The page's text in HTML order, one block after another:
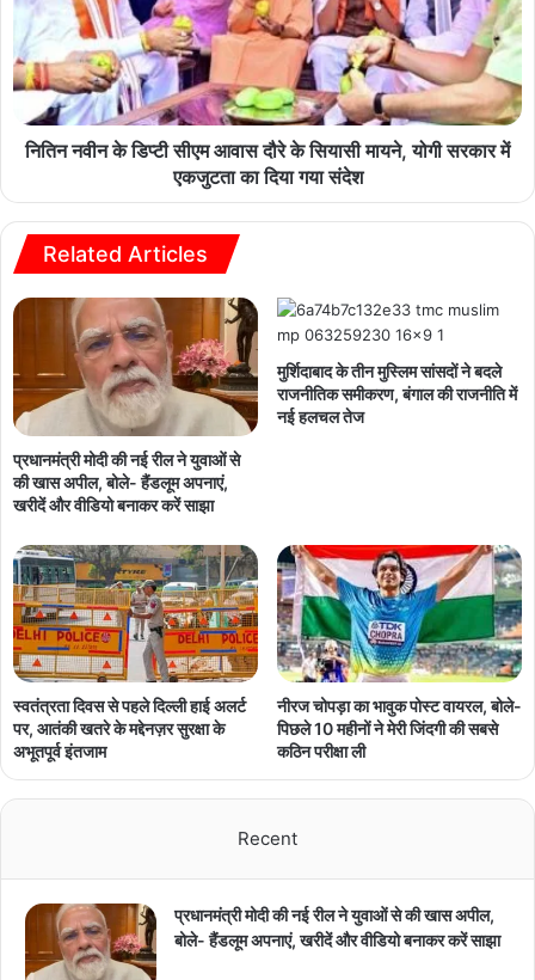
नितिन नवीन के डिप्टी सीएम आवास दौरे के सियासी मायने, योगी सरकार में
एकजुटता का दिया गया संदेश
Related Articles
प्रधानमंत्री मोदी की नई रील ने युवाओं से
की खास अपील, बोले- हैंडलूम अपनाएं,
खरीदें और वीडियो बनाकर करें साझा
मुर्शिदाबाद के तीन मुस्लिम सांसदों ने बदले
राजनीतिक समीकरण, बंगाल की राजनीति में
नई हलचल तेज
स्वतंत्रता दिवस से पहले दिल्ली हाई अलर्ट
पर, आतंकी खतरे के मद्देनज़र सुरक्षा के
अभूतपूर्व इंतजाम
नीरज चोपड़ा का भावुक पोस्ट वायरल, बोले-
पिछले 10 महीनों ने मेरी जिंदगी की सबसे
कठिन परीक्षा ली
Recent
प्रधानमंत्री मोदी की नई रील ने युवाओं से की खास अपील,
बोले- हैंडलूम अपनाएं, खरीदें और वीडियो बनाकर करें साझा